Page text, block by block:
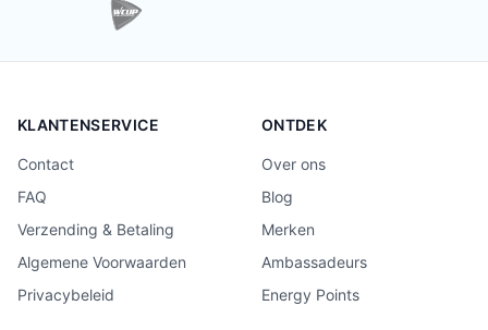
KLANTENSERVICE
Contact
FAQ
Verzending & Betaling
Algemene Voorwaarden
Privacybeleid
ONTDEK
Over ons
Blog
Merken
Ambassadeurs
Energy Points